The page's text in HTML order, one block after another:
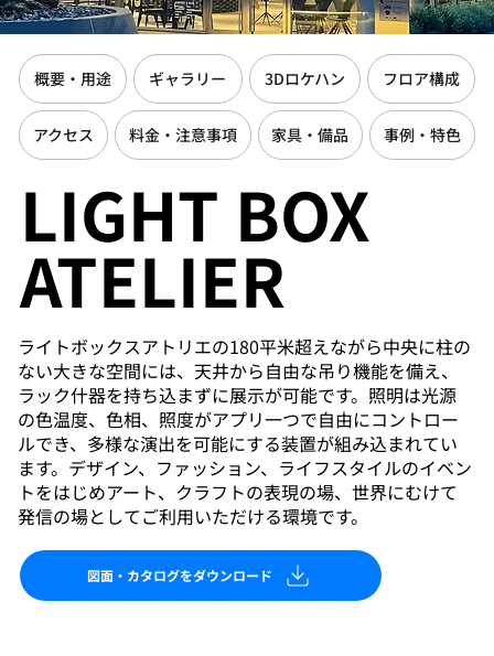
概要・用途 ギャラリー 3Dロケハン フロア構成
アクセス 料金・注意事項 家具・備品 事例・特色
LIGHT BOX
ATELIER
ライトボックスアトリエの180平米超えながら中央に柱の
ない大きな空間には、天井から自由な吊り機能を備え、
ラック什器を持ち込まずに展示が可能です。照明は光源
の色温度、色相、照度がアプリ一つで自由にコントロー
ルでき、多様な演出を可能にする装置が組み込まれてい
ます。デザイン、ファッション、ライフスタイルのイベン
トをはじめアート、クラフトの表現の場、世界にむけて
発信の場としてご利用いただける環境です。
図面・カタログをダウンロード